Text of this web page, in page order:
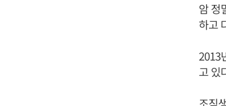
암 정
하고
2013
고 있